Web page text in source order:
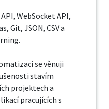
WebSocket API,
Git, JSON, CSV a
se věnuji
stavím
projektech a
pracujících s